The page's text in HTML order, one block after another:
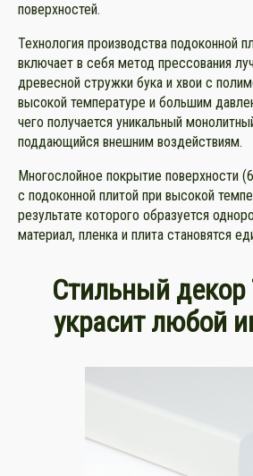
поверхностей.
Технология производства подоконной
включает в себя метод прессования
древесной стружки бука и хвои с
высокой температуре и большим
чего получается уникальный
поддающийся внешним воздействиям.
Многослойное покрытие поверхности
с подоконной плитой при высокой
результате которого образуется
материал, пленка и плита становятся
Стильный декор
украсит любой